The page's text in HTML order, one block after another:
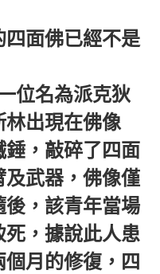
面佛已經不是
位名為派克狄
林出現在佛像
，敲碎了四面
武器，佛像僅
，該青年當場
，據說此人患
月的修復，四